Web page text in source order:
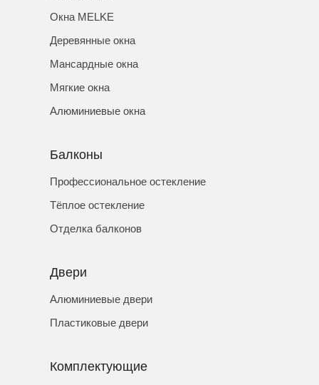
Окна MELKE
Деревянные окна
Мансардные окна
Мягкие окна
Алюминиевые окна
Балконы
Профессиональное остекление
Тёплое остекление
Отделка балконов
Двери
Алюминиевые двери
Пластиковые двери
Комплектующие